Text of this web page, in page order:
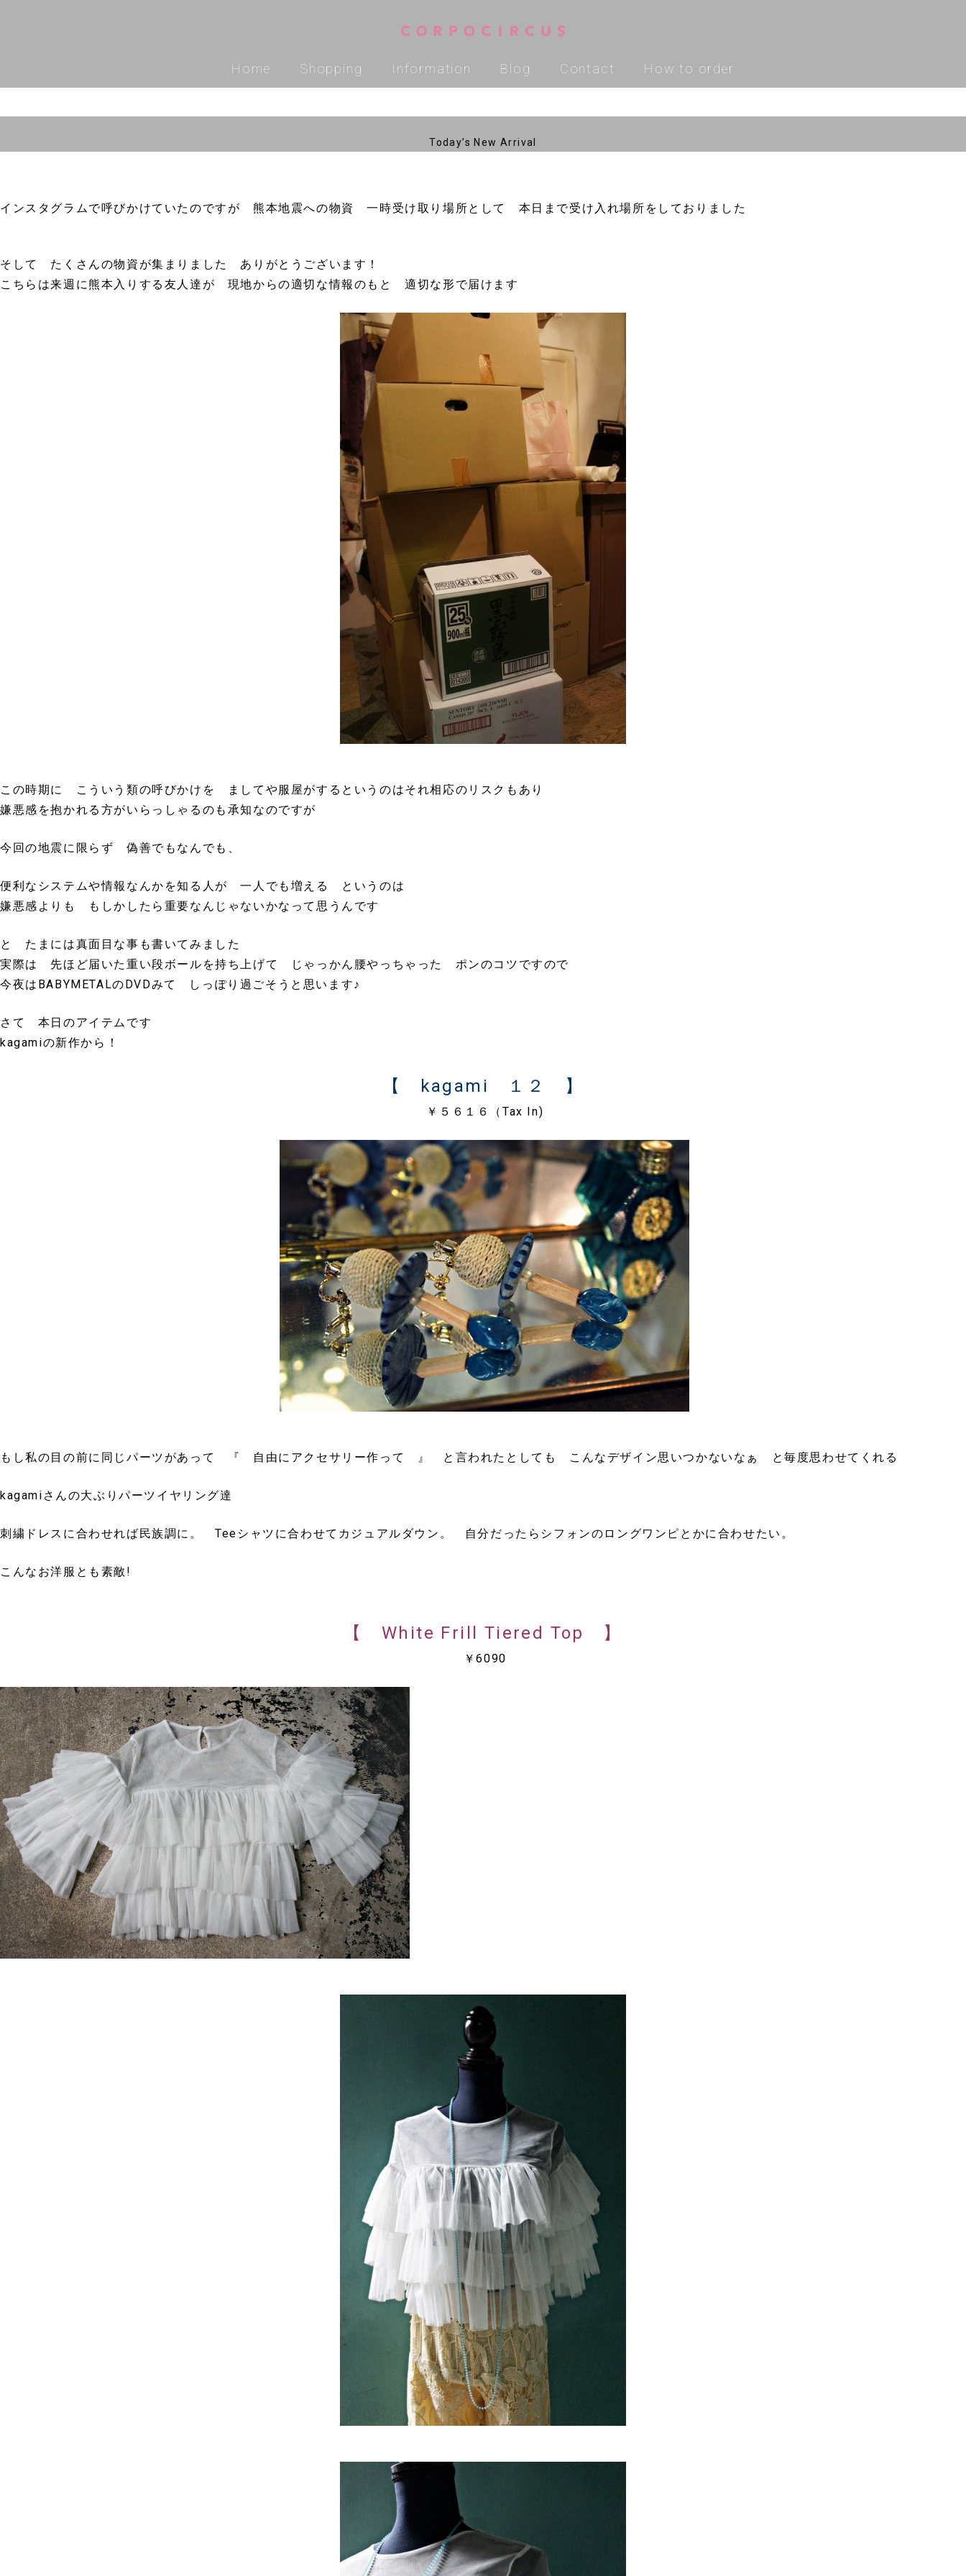
Home Shopping Information Blog Contact How to order
Today’s New Arrival
インスタグラムで呼びかけていたのですが 熊本地震への物資 一時受け取り場所として 本日まで受け入れ場所をしておりました
そして たくさんの物資が集まりました ありがとうございます！
こちらは来週に熊本入りする友人達が 現地からの適切な情報のもと 適切な形で届けます
この時期に こういう類の呼びかけを ましてや服屋がするというのはそれ相応のリスクもあり
嫌悪感を抱かれる方がいらっしゃるのも承知なのですが
今回の地震に限らず 偽善でもなんでも、
便利なシステムや情報なんかを知る人が 一人でも増える というのは
嫌悪感よりも もしかしたら重要なんじゃないかなって思うんです
と たまには真面目な事も書いてみました
実際は 先ほど届いた重い段ボールを持ち上げて じゃっかん腰やっちゃった ポンのコツですので
今夜はBABYMETALのDVDみて しっぽり過ごそうと思います♪
さて 本日のアイテムです
kagamiの新作から！
【 kagami １２ 】
￥５６１６（Tax In)
もし私の目の前に同じパーツがあって 『 自由にアクセサリー作って 』 と言われたとしても こんなデザイン思いつかないなぁ と毎度思わせてくれる
kagamiさんの大ぶりパーツイヤリング達
刺繍ドレスに合わせれば民族調に。 Teeシャツに合わせてカジュアルダウン。 自分だったらシフォンのロングワンピとかに合わせたい。
こんなお洋服とも素敵!
【 White Frill Tiered Top 】
￥6090